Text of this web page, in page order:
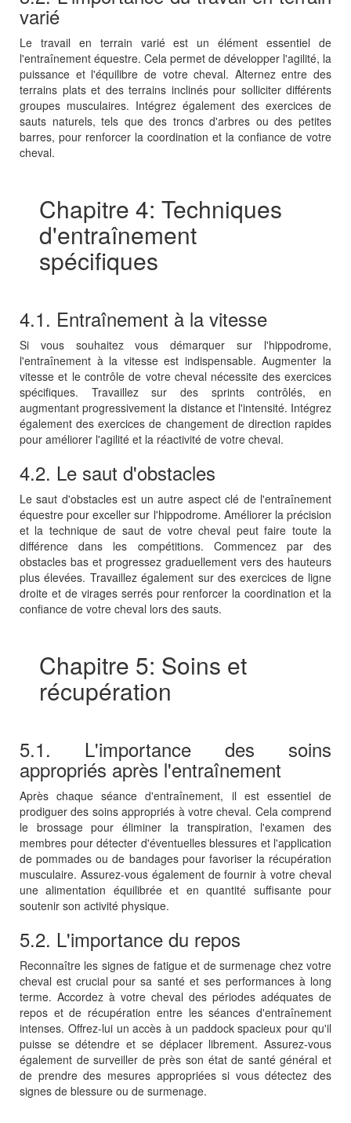
varié
Le travail en terrain varié est un élément essentiel de
l'entraînement équestre. Cela permet de développer l'agilité, la
puissance et l'équilibre de votre cheval. Alternez entre des
terrains plats et des terrains inclinés pour solliciter différents
groupes musculaires. Intégrez également des exercices de
sauts naturels, tels que des troncs d'arbres ou des petites
barres, pour renforcer la coordination et la confiance de votre
cheval.
Chapitre 4: Techniques
d'entraînement
spécifiques
4.1. Entraînement à la vitesse
Si vous souhaitez vous démarquer sur l'hippodrome,
l'entraînement à la vitesse est indispensable. Augmenter la
vitesse et le contrôle de votre cheval nécessite des exercices
spécifiques. Travaillez sur des sprints contrôlés, en
augmentant progressivement la distance et l'intensité. Intégrez
également des exercices de changement de direction rapides
pour améliorer l'agilité et la réactivité de votre cheval.
4.2. Le saut d'obstacles
Le saut d'obstacles est un autre aspect clé de l'entraînement
équestre pour exceller sur l'hippodrome. Améliorer la précision
et la technique de saut de votre cheval peut faire toute la
différence dans les compétitions. Commencez par des
obstacles bas et progressez graduellement vers des hauteurs
plus élevées. Travaillez également sur des exercices de ligne
droite et de virages serrés pour renforcer la coordination et la
confiance de votre cheval lors des sauts.
Chapitre 5: Soins et
récupération
5.1. L'importance des soins
appropriés après l'entraînement
Après chaque séance d'entraînement, il est essentiel de
prodiguer des soins appropriés à votre cheval. Cela comprend
le brossage pour éliminer la transpiration, l'examen des
membres pour détecter d'éventuelles blessures et l'application
de pommades ou de bandages pour favoriser la récupération
musculaire. Assurez-vous également de fournir à votre cheval
une alimentation équilibrée et en quantité suffisante pour
soutenir son activité physique.
5.2. L'importance du repos
Reconnaître les signes de fatigue et de surmenage chez votre
cheval est crucial pour sa santé et ses performances à long
terme. Accordez à votre cheval des périodes adéquates de
repos et de récupération entre les séances d'entraînement
intenses. Offrez-lui un accès à un paddock spacieux pour qu'il
puisse se détendre et se déplacer librement. Assurez-vous
également de surveiller de près son état de santé général et
de prendre des mesures appropriées si vous détectez des
signes de blessure ou de surmenage.